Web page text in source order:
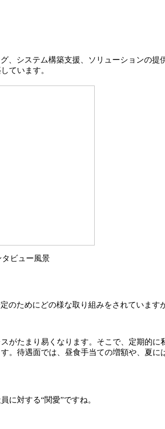
システム構築支援、ソリューションの
ています。
ビュー風景
のためにどの様な取り組みをされています
たまり易くなります。そこで、定期的に
。待遇面では、昼食手当ての増額や、夏
に対する“関愛”ですね。